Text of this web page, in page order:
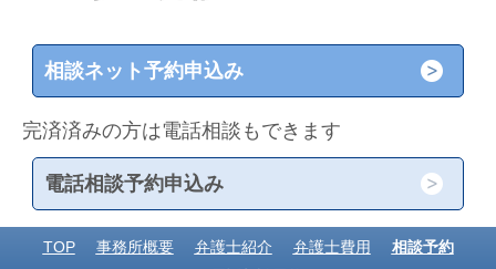
相談ネット予約申込み
完済済みの方は電話相談もできます
電話相談予約申込み
TOP 事務所概要 弁護士紹介 弁護士費用
相談予約